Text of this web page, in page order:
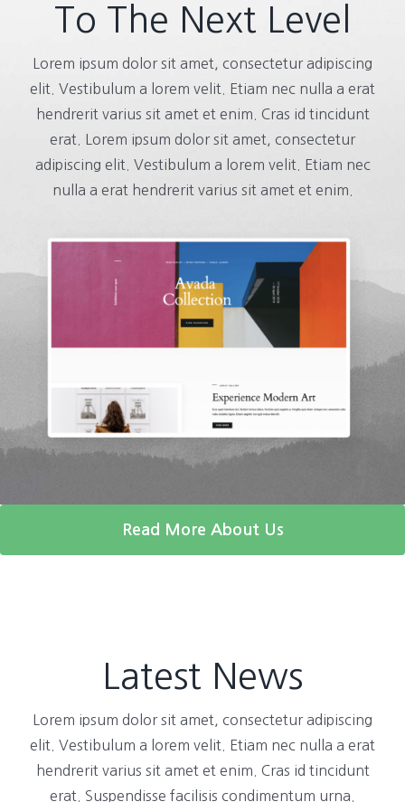
To The Next Level
Lorem ipsum dolor sit amet, consectetur adipiscing
elit. Vestibulum a lorem velit. Etiam nec nulla a erat
hendrerit varius sit amet et enim. Cras id tincidunt
erat. Lorem ipsum dolor sit amet, consectetur
adipiscing elit. Vestibulum a lorem velit. Etiam nec
nulla a erat hendrerit varius sit amet et enim.
Read More About Us
Latest News
Lorem ipsum dolor sit amet, consectetur adipiscing
elit. Vestibulum a lorem velit. Etiam nec nulla a erat
hendrerit varius sit amet et enim. Cras id tincidunt
erat. Suspendisse facilisis condimentum urna.